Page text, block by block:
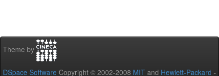
Theme by
DSpace Software Copyright © 2002-2008 MIT and Hewlett-Packard -